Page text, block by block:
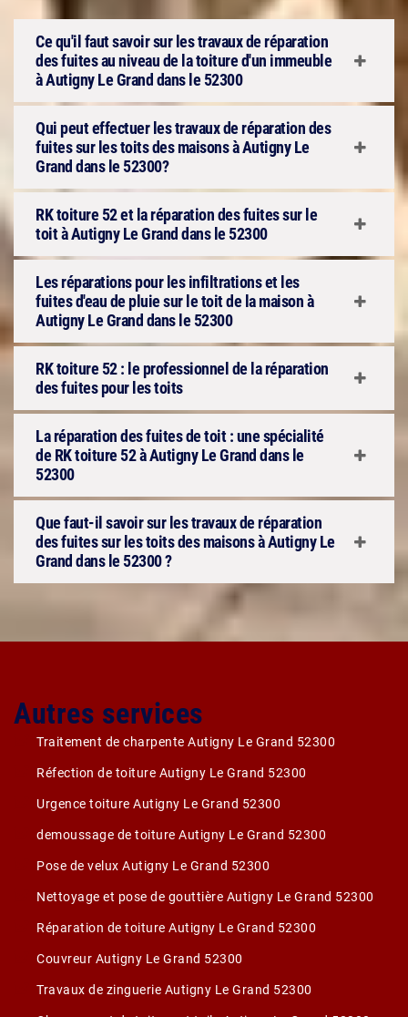
Ce qu'il faut savoir sur les travaux de réparation
des fuites au niveau de la toiture d'un immeuble
à Autigny Le Grand dans le 52300
Qui peut effectuer les travaux de réparation des
fuites sur les toits des maisons à Autigny Le
Grand dans le 52300?
RK toiture 52 et la réparation des fuites sur le
toit à Autigny Le Grand dans le 52300
Les réparations pour les infiltrations et les
fuites d'eau de pluie sur le toit de la maison à
Autigny Le Grand dans le 52300
RK toiture 52 : le professionnel de la réparation
des fuites pour les toits
La réparation des fuites de toit : une spécialité
de RK toiture 52 à Autigny Le Grand dans le
52300
Que faut-il savoir sur les travaux de réparation
des fuites sur les toits des maisons à Autigny Le
Grand dans le 52300 ?
Autres services
Traitement de charpente Autigny Le Grand 52300
Réfection de toiture Autigny Le Grand 52300
Urgence toiture Autigny Le Grand 52300
demoussage de toiture Autigny Le Grand 52300
Pose de velux Autigny Le Grand 52300
Nettoyage et pose de gouttière Autigny Le Grand 52300
Réparation de toiture Autigny Le Grand 52300
Couvreur Autigny Le Grand 52300
Travaux de zinguerie Autigny Le Grand 52300